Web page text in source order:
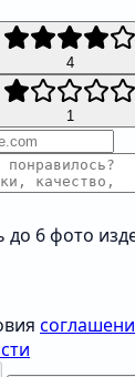
4
1
6 фото